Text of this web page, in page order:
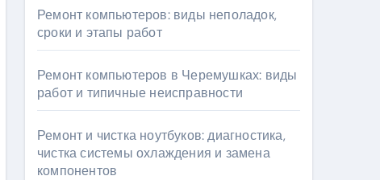
Ремонт компьютеров: виды неполадок,
сроки и этапы работ
Ремонт компьютеров в Черемушках: виды
работ и типичные неисправности
Ремонт и чистка ноутбуков: диагностика,
чистка системы охлаждения и замена
компонентов